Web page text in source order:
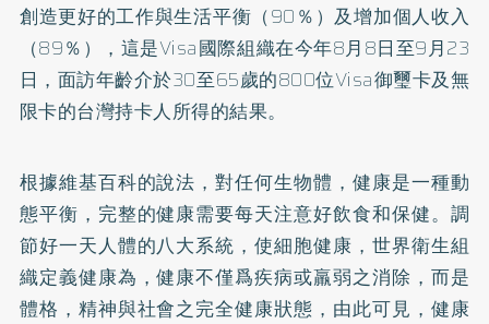
創造更好的工作與生活平衡（90％）及增加個人收入
（89％），這是Visa國際組織在今年8月8日至9月23
日，面訪年齡介於30至65歲的800位Visa御璽卡及無
限卡的台灣持卡人所得的結果。
根據維基百科的說法，對任何生物體，健康是一種動
態平衡，完整的健康需要每天注意好飲食和保健。調
節好一天人體的八大系統，使細胞健康，世界衛生組
織定義健康為，健康不僅爲疾病或羸弱之消除，而是
體格，精神與社會之完全健康狀態，由此可見，健康